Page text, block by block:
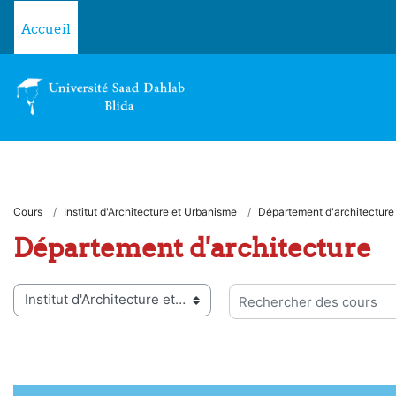
Accueil
Cours Institut d'Architecture et Urbanisme Département d'architecture
Département d'architecture
de cours
Rechercher des cours